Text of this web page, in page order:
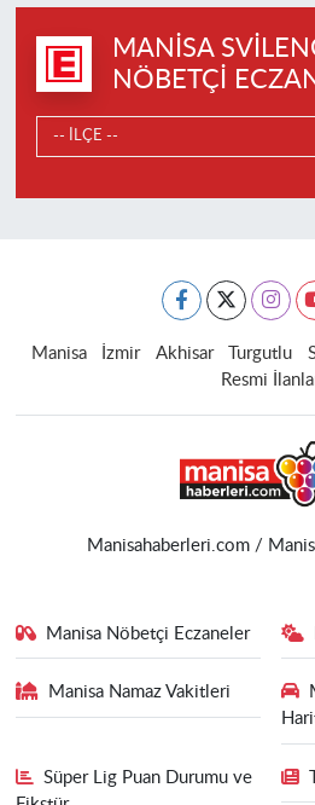
MANISA
NÖBETÇI
Manisa İzmir Akhisar Turgutlu
Resmi
Manisahaberleri.com /
Manisa Nöbetçi Eczaneler
Manisa Namaz Vakitleri
Süper Lig Puan Durumu ve